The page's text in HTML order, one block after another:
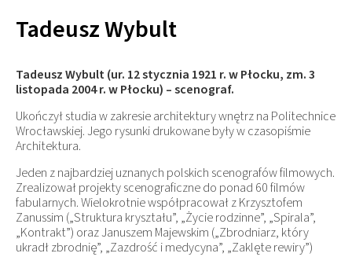
Tadeusz Wybult
Tadeusz Wybult (ur. 12 stycznia 1921 r. w Płocku, zm. 3
listopada 2004 r. w Płocku) – scenograf.
Ukończył studia w zakresie architektury wnętrz na Politechnice
Wrocławskiej. Jego rysunki drukowane były w czasopiśmie
Architektura.
Jeden z najbardziej uznanych polskich scenografów filmowych.
Zrealizował projekty scenograficzne do ponad 60 filmów
fabularnych. Wielokrotnie współpracował z Krzysztofem
Zanussim („Struktura kryształu”, „Życie rodzinne”, „Spirala”,
„Kontrakt”) oraz Januszem Majewskim („Zbrodniarz, który
ukradł zbrodnię”, „Zazdrość i medycyna”, „Zaklęte rewiry”)